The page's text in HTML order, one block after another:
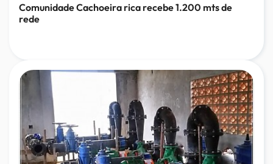
Comunidade Cachoeira rica recebe 1.200 mts de
rede